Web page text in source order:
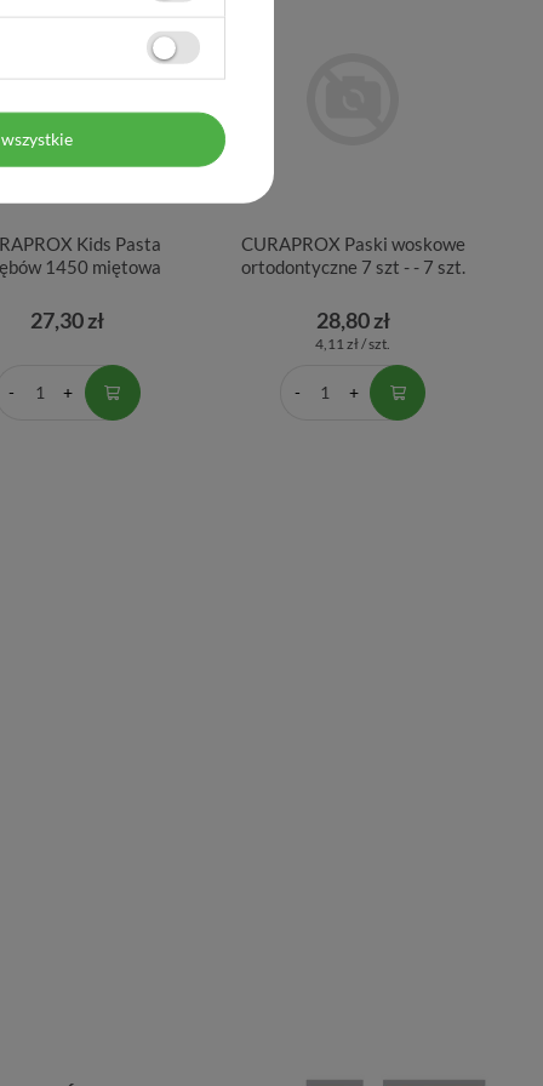
Kids Pasta
1450 miętowa
27,30 zł
CURAPROX Paski woskowe
ortodontyczne 7 szt - - 7 szt.
28,80 zł
4,11 zł / szt.